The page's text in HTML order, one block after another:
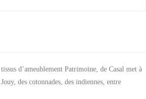
d’ameublement Patrimoine, de Casal met à
des cotonnades, des indiennes, entre